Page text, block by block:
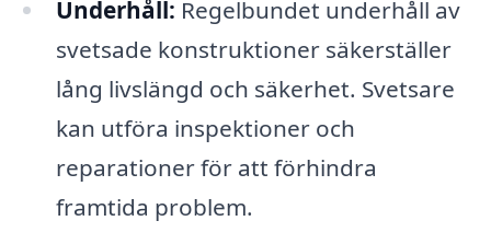
Underhåll: Regelbundet underhåll av
svetsade konstruktioner säkerställer
lång livslängd och säkerhet. Svetsare
kan utföra inspektioner och
reparationer för att förhindra
framtida problem.